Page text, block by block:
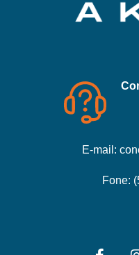
E-mail:
Fone: